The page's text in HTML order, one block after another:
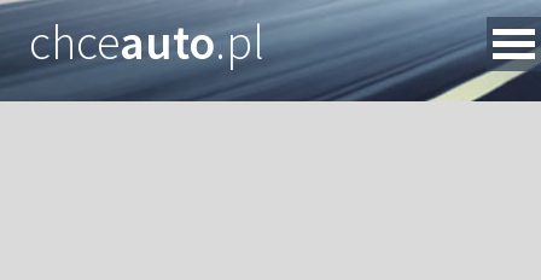
chceauto.pl